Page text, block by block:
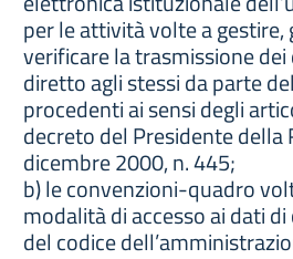
per le attività volte a gestire,
verificare la trasmissione dei
diretto agli stessi da parte
procedenti ai sensi degli
decreto del Presidente della
dicembre 2000, n. 445;
b) le convenzioni-quadro
modalità di accesso ai dati
del codice